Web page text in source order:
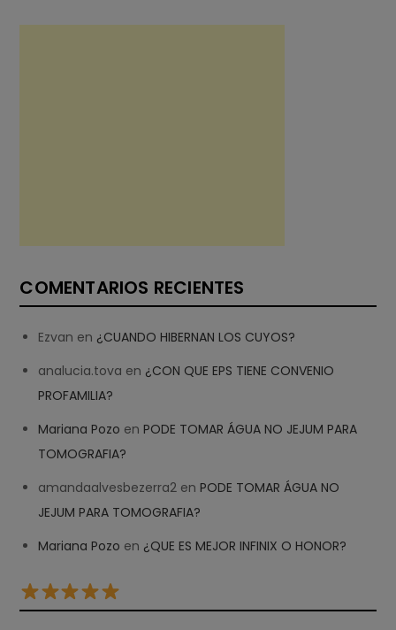
COMENTARIOS RECIENTES
Ezvan en ¿CUANDO HIBERNAN LOS CUYOS?
analucia.tova en ¿CON QUE EPS TIENE CONVENIO
PROFAMILIA?
Mariana Pozo enPODE TOMAR ÁGUA NO JEJUM PARA
TOMOGRAFIA?
amandaalvesbezerra2 enPODE TOMAR ÁGUA NO
JEJUM PARA TOMOGRAFIA?
Mariana Pozo en ¿QUE ES MEJOR INFINIX O HONOR?